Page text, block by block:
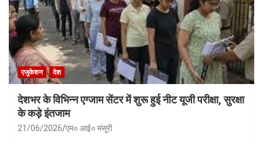
एजुकेशन देश
देशभर के विभिन्न एग्जाम सेंटर में शुरू हुई नीट यूजी परीक्षा, सुरक्षा
के कड़े इंतजाम
21/06/2026 एम० आई० मंसूरी